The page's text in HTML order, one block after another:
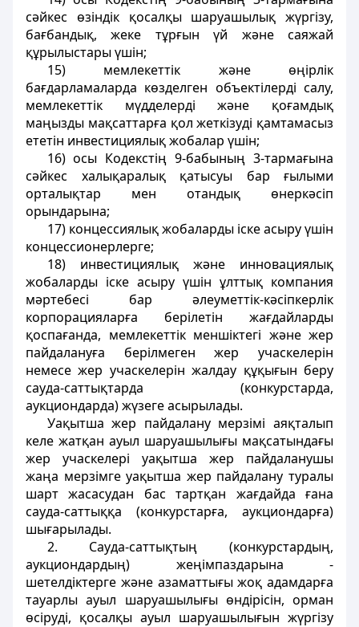
сәйкес өзіндік қосалқы шаруашылық жүргізу,
бағбандық, жеке тұрғын үй және саяжай
құрылыстары үшін;
15) мемлекеттік және өңірлік
бағдарламаларда көзделген объектілерді салу,
мемлекеттік мүдделерді және қоғамдық
маңызды мақсаттарға қол жеткізуді қамтамасыз
ететін инвестициялық жобалар үшін;
16) осы Кодекстің 9-бабының 3-тармағына
сәйкес халықаралық қатысуы бар ғылыми
орталықтар мен отандық өнеркәсіп
орындарына;
17) концессиялық жобаларды іске асыру үшін
концессионерлерге;
18) инвестициялық және инновациялық
жобаларды іске асыру үшін ұлттық компания
мәртебесі бар әлеуметтік-кәсіпкерлік
корпорацияларға берілетін жағдайларды
қоспағанда, мемлекеттік меншіктегі және жер
пайдалануға берілмеген жер учаскелерін
немесе жер учаскелерін жалдау құқығын беру
сауда-саттықтарда (конкурстарда,
аукциондарда) жүзеге асырылады.
Уақытша жер пайдалану мерзімі аяқталып
келе жатқан ауыл шаруашылығы мақсатындағы
жер учаскелері уақытша жер пайдаланушы
жаңа мерзімге уақытша жер пайдалану туралы
шарт жасасудан бас тартқан жағдайда ғана
сауда-саттыққа (конкурстарға, аукциондарға)
шығарылады.
2. Сауда-саттықтың (конкурстардың,
аукциондардың) жеңімпаздарына -
шетелдіктерге және азаматтығы жоқ адамдарға
тауарлы ауыл шаруашылығы өндірісін, орман
өсіруді, қосалқы ауыл шаруашылығын жүргізу